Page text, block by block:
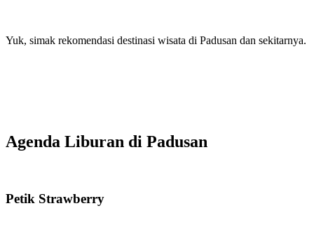
Yuk, simak rekomendasi destinasi wisata di Padusan dan sekitarnya.
Agenda Liburan di Padusan
Petik Strawberry